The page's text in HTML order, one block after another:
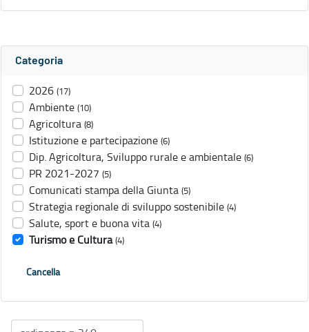
Categoria
2026 (17)
Ambiente (10)
Agricoltura (8)
Istituzione e partecipazione (6)
Dip. Agricoltura, Sviluppo rurale e ambientale (6)
PR 2021-2027 (5)
Comunicati stampa della Giunta (5)
Strategia regionale di sviluppo sostenibile (4)
Salute, sport e buona vita (4)
Turismo e Cultura (4)
Cancella